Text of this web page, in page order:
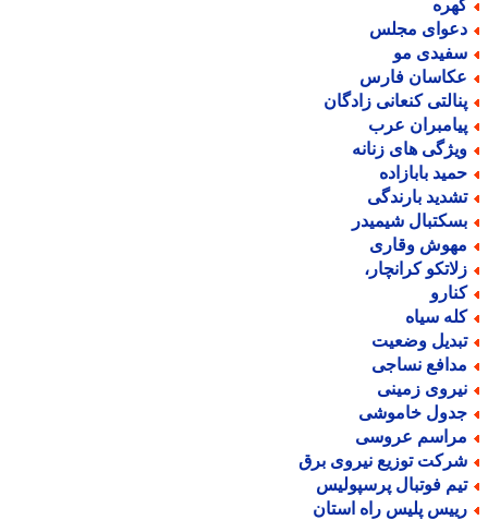
مجلس
مو
فارس
کنعانی زادگان
عرب
های زنانه
بابازاده
بارندگی
شیمیدر
وقاری
کرانچار،
سیاه
وضعیت
نساجی
زمینی
خاموشی
عروسی
توزیع نیروی برق
فوتبال پرسپولیس
پلیس راه استان